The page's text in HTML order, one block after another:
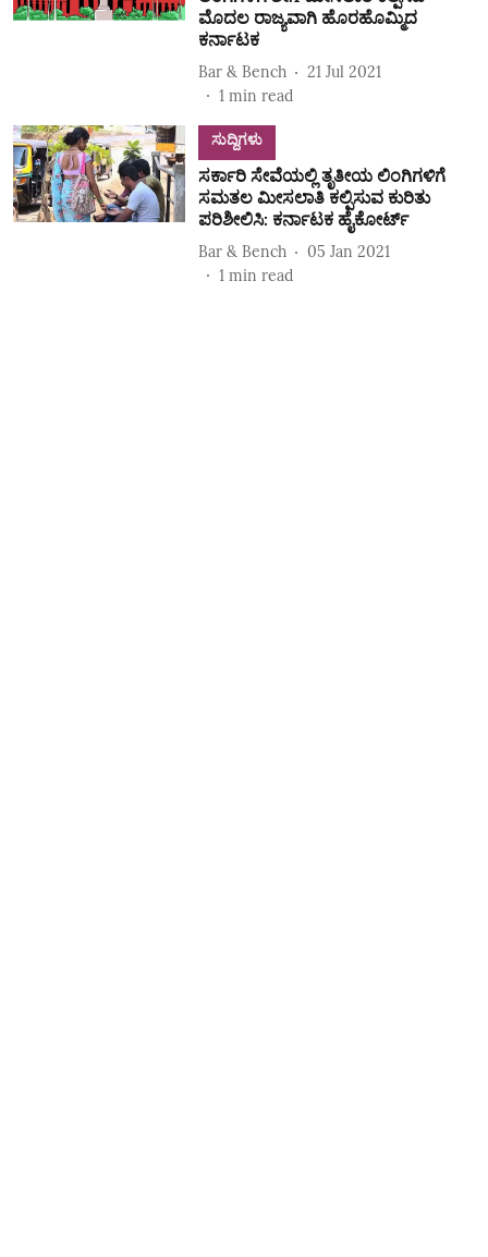
ಮೊದಲ ರಾಜ್ಯವಾಗಿ ಹೊರಹೊಮ್ಮಿದ
ಕರ್ನಾಟಕ
Bar & Bench
21 Jul 2021
1 min read
ಸುದ್ದಿಗಳು
ಸರ್ಕಾರಿ ಸೇವೆಯಲ್ಲಿ ತೃತೀಯ ಲಿಂಗಿಗಳಿಗೆ
ಸಮತಲ ಮೀಸಲಾತಿ ಕಲ್ಪಿಸುವ ಕುರಿತು
ಪರಿಶೀಲಿಸಿ: ಕರ್ನಾಟಕ ಹೈಕೋರ್ಟ್‌
Bar & Bench
05 Jan 2021
1 min read